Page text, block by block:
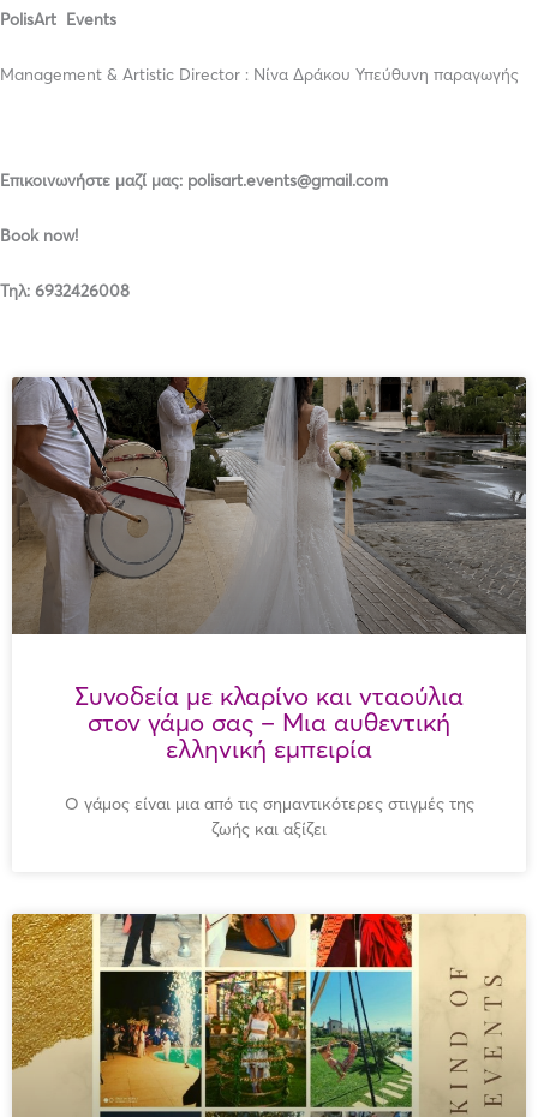
PolisArt Events
Management & Artistic Director : Νίνα Δράκου Υπεύθυνη παραγωγής
Επικοινωνήστε μαζί μας: polisart.events@gmail.com
Book now!
Τηλ: 6932426008
Συνοδεία με κλαρίνο και νταούλια
στον γάμο σας – Μια αυθεντική
ελληνική εμπειρία
Ο γάμος είναι μια από τις σημαντικότερες στιγμές της
ζωής και αξίζει